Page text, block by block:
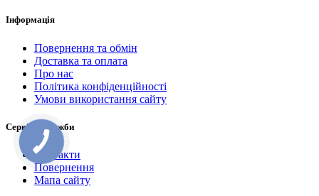
Інформація
Повернення та обмін
Доставка та оплата
Про нас
Політика конфіденційності
Умови використання сайту
Сервісні служби
Контакти
Повернення
Мапа сайту